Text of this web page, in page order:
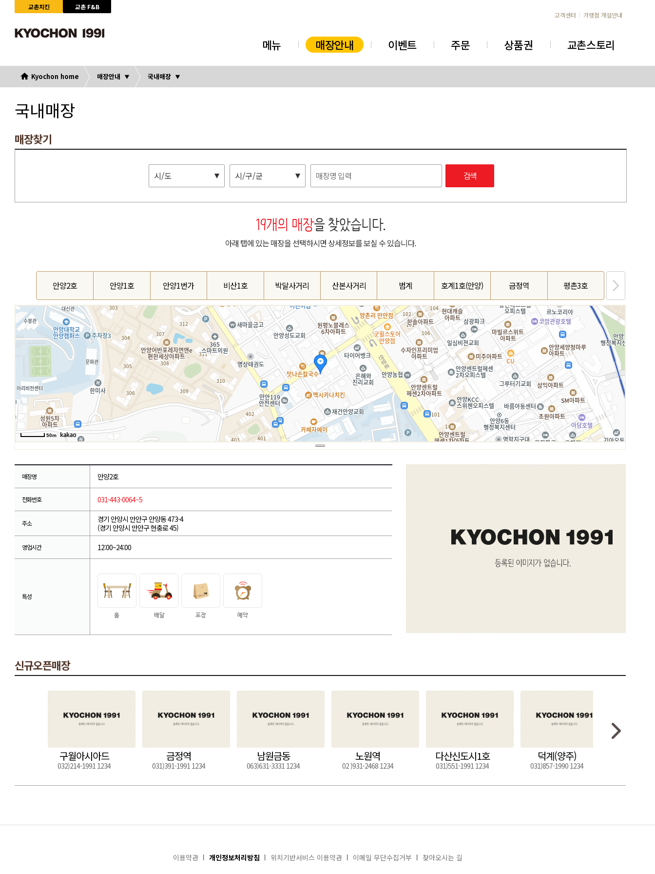
교촌치킨
교촌 F&B
고객센터
가맹점 개설안내
메뉴 매장안내 이벤트 주문 상품권 교촌스토리
Kyochon home 매장안내 국내매장
국내매장
매장찾기
시/도 시/구/군 검색
19개의 매장을 찾았습니다.
아래 탭에 있는 매장을 선택하시면 상세정보를 보실 수 있습니다.
안양2호 안양1호 안양1번가 비산1호 박달사거리 산본사거리 범계 호계1호(안양) 금정역 평촌3호
50m
매장명 안양2호
전화번호 031-443-0064~5
주소
경기 안양시 만안구 안양동 473-4
(경기 안양시 만안구 현충로 45)
영업시간 12:00~24:00
특성
신규오픈매장
구월아시아드
032)214-1991 1234
금정역
031)391-1991 1234
남원금동
063)631-3331 1234
노원역
02 )931-2468 1234
다산신도시1호
031)551-1991 1234
덕계(양주)
031)857-1990 1234
이용약관 개인정보처리방침 위치기반서비스 이용약관 이메일 무단수집거부 찾아오시는 길